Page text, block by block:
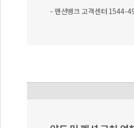
- 펜션뱅크 고객센터 1544-